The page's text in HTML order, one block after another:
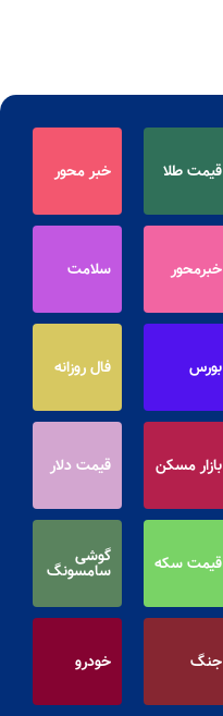
قیمت طلا خبر محور
خبرمحور سلامت
بورس فال روزانه
بازار مسکن قیمت دلار
قیمت سکه گوشی
سامسونگ
جنگ خودرو